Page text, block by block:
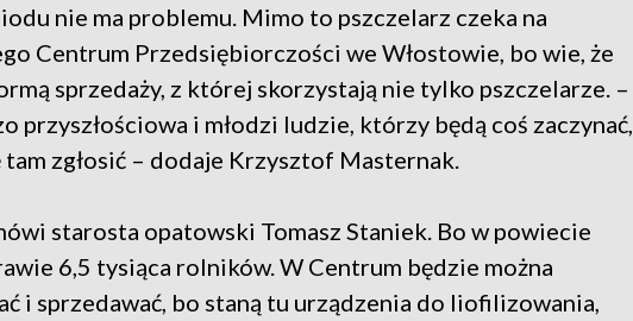
nie ma problemu. Mimo to pszczelarz czeka na
Centrum Przedsiębiorczości we Włostowie, bo wie, że
sprzedaży, z której skorzystają nie tylko pszczelarze. –
przyszłościowa i młodzi ludzie, którzy będą coś zaczynać,
zgłosić – dodaje Krzysztof Masternak.
starosta opatowski Tomasz Staniek. Bo w powiecie
6,5 tysiąca rolników. W Centrum będzie można
i sprzedawać, bo staną tu urządzenia do liofilizowania,